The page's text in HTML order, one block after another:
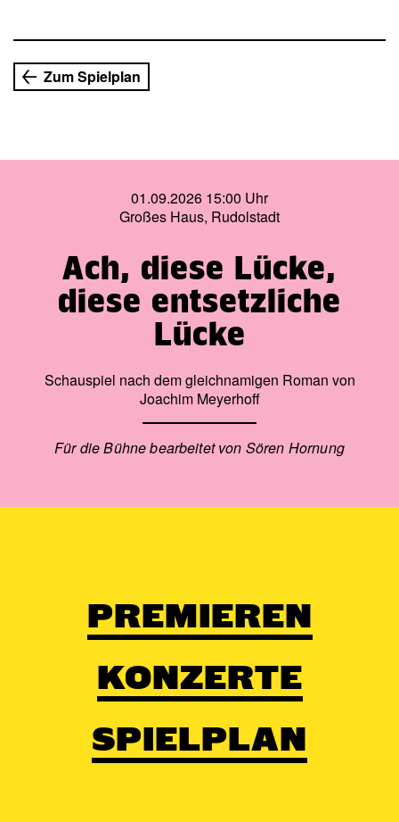
Zugleich ist das Stück eine humorvolle Studie über die auf
Hassliebe gegründete private Dauerfehde zweier alt
gewordener Schauspieler, die sich über tausende
Zum Spielplan
01.09.2026 15:00 Uhr
Großes Haus, Rudolstadt
Ach, diese Lücke,
diese entsetzliche
Lücke
Schauspiel nach dem gleichnamigen Roman von
Joachim Meyerhoff
Für die Bühne bearbeitet von Sören Hornung
PREMIEREN
KONZERTE
SPIELPLAN